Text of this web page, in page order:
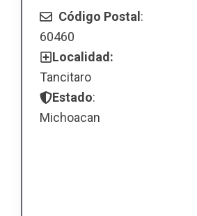
Código Postal :
60460
Localidad:
Tancitaro
Estado:
Michoacan